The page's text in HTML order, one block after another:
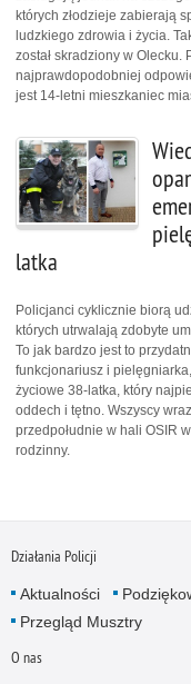
których złodzieje zabierają
ludzkiego zdrowia i życia.
został skradziony w Olecku.
najprawdopodobniej
jest 14-letni mieszkaniec
latka
Policjanci cyklicznie biorą
których utrwalają zdobyte
To jak bardzo jest to
funkcjonariusz i
życiowe 38-latka, który
oddech i tętno. Wszyscy
przedpołudnie w hali OSIR
rodzinny.
Działania Policji
Aktualności
Przegląd Musztry
O nas